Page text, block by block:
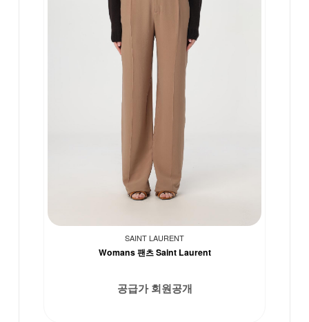
SAINT LAURENT
Womans 팬츠 Saint Laurent
공급가 회원공개